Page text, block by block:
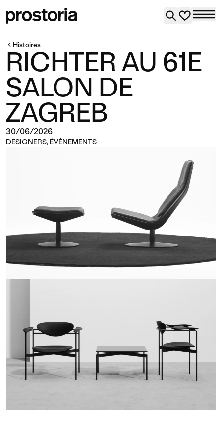
Histoires
RICHTER AU 61E
SALON DE
ZAGREB
30/06/2026
DESIGNERS, ÉVÉNEMENTS